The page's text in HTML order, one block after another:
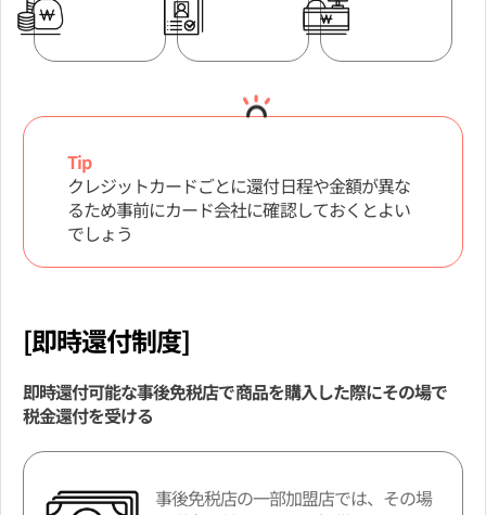
Tip
クレジットカードごとに還付日程や金額が異な
るため事前にカード会社に確認しておくとよい
でしょう
[即時還付制度]
即時還付可能な事後免税店で商品を購入した際にその場で
税金還付を受ける
事後免税店の一部加盟店では、その場